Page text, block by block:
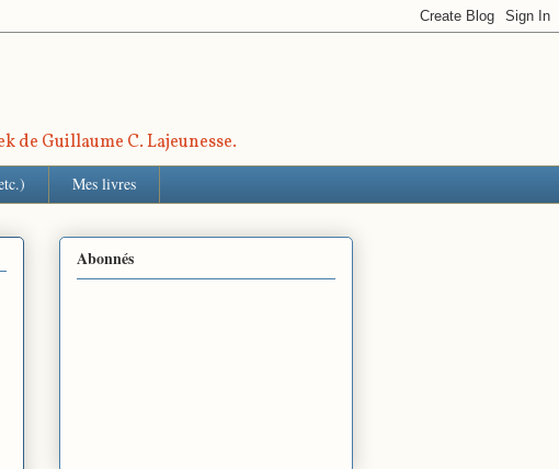
de Guillaume C. Lajeunesse.
Mes livres
Abonnés